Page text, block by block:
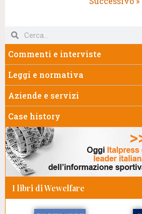
Commenti e interviste
Leggi e normativa
Aziende e servizi
Case history
I libri di Wewelfare